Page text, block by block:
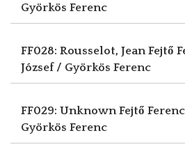
Györkös Ferenc
FF028: Rousselot, JeanFejtő
József / Györkös Ferenc
FF029: UnknownFejtő
Györkös Ferenc